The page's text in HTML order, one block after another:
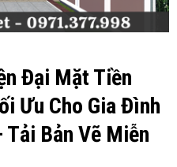
Đại Mặt Tiền
Ưu Cho Gia Đình
Bản Vẽ Miễn